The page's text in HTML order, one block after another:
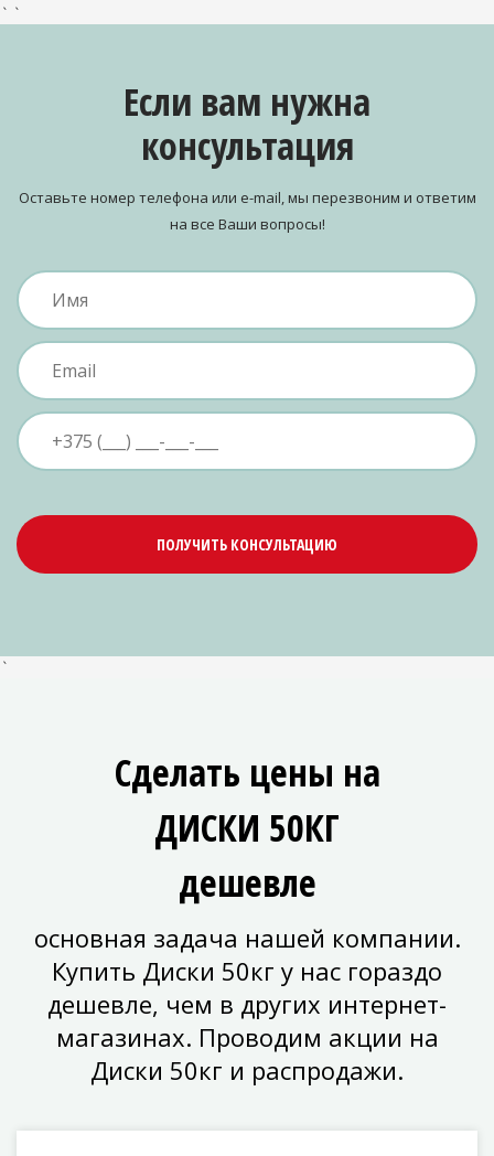
` `
Если вам нужна
консультация
Оставьте номер телефона или e-mail, мы перезвоним и ответим
на все Ваши вопросы!
ПОЛУЧИТЬ КОНСУЛЬТАЦИЮ
`
Сделать цены на
ДИСКИ 50КГ
дешевле
основная задача нашей компании.
Купить Диски 50кг у нас гораздо
дешевле, чем в других интернет-
магазинах. Проводим акции на
Диски 50кг и распродажи.